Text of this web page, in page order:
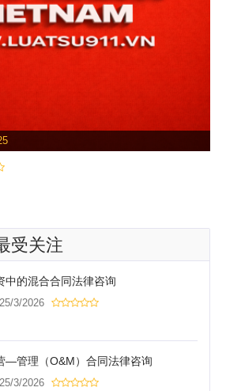
受关注
中的混合合同法律咨询
25/3/2026
—管理（O&M）合同法律咨询
25/3/2026